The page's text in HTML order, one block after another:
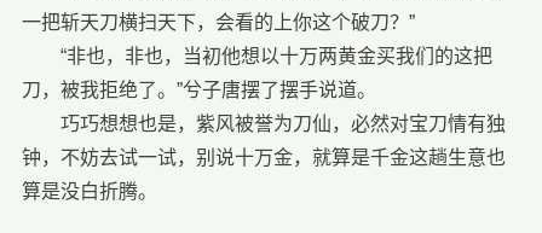
一把斩天刀横扫天下，会看的上你这个破刀？”
“非也，非也，当初他想以十万两黄金买我们的这把
刀，被我拒绝了。”兮子唐摆了摆手说道。
巧巧想想也是，紫风被誉为刀仙，必然对宝刀情有独
钟，不妨去试一试，别说十万金，就算是千金这趟生意也
算是没白折腾。